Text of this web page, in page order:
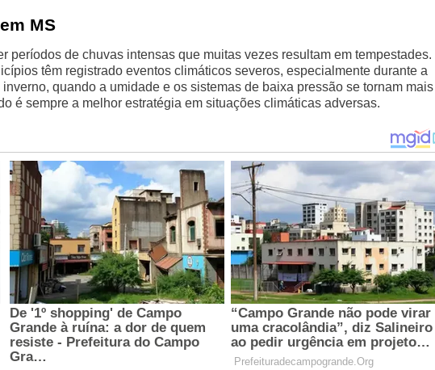
MS
períodos de chuvas intensas que muitas vezes resultam em tempestades.
têm registrado eventos climáticos severos, especialmente durante a
quando a umidade e os sistemas de baixa pressão se tornam mais
é sempre a melhor estratégia em situações climáticas adversas.